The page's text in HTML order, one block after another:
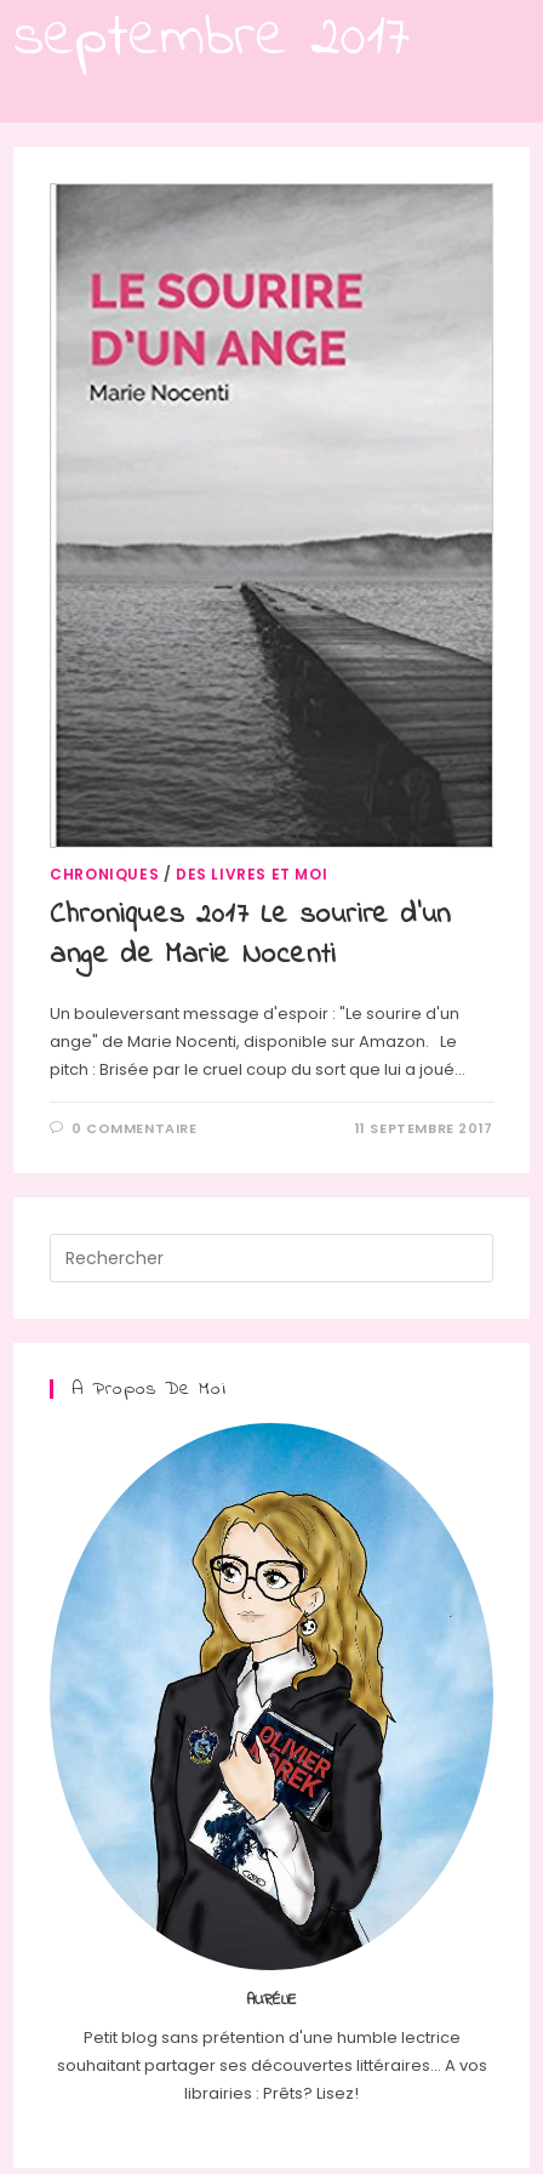
septembre 2017
CHRONIQUES / DES LIVRES ET MOI
Chroniques 2017 Le sourire d’un
ange de Marie Nocenti
Un bouleversant message d'espoir : "Le sourire d'un
ange" de Marie Nocenti, disponible sur Amazon. Le
pitch : Brisée par le cruel coup du sort que lui a joué…
0 COMMENTAIRE 11 SEPTEMBRE 2017
A Propos De Moi
AURÉLIE
Petit blog sans prétention d'une humble lectrice
souhaitant partager ses découvertes littéraires... A vos
librairies : Prêts? Lisez!